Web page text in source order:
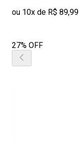
ou 10x de R$ 89,99
27% OFF